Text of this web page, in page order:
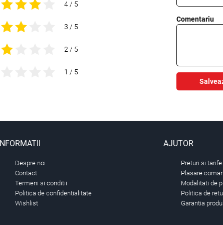
4 / 5
3 / 5
2 / 5
1 / 5
Comentariu
INFORMATII
Despre noi
Contact
Termeni si conditii
Politica de confidentialitate
Wishlist
AJUTOR
Preturi si tarife
Plasare
Modalitati de
Politica de
Garantia